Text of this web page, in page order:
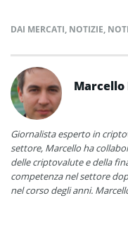
DAI MERCATI, NOTIZIE,
Marcello
Giornalista esperto in
settore, Marcello ha
delle criptovalute e della
competenza nel settore
nel corso degli anni.